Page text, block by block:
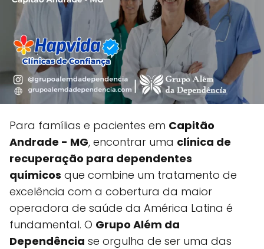
Para famílias e pacientes em Capitão
Andrade - MG, encontrar uma clínica de
recuperação para dependentes
químicos que combine um tratamento de
excelência com a cobertura da maior
operadora de saúde da América Latina é
fundamental. O Grupo Além da
Dependência se orgulha de ser uma das